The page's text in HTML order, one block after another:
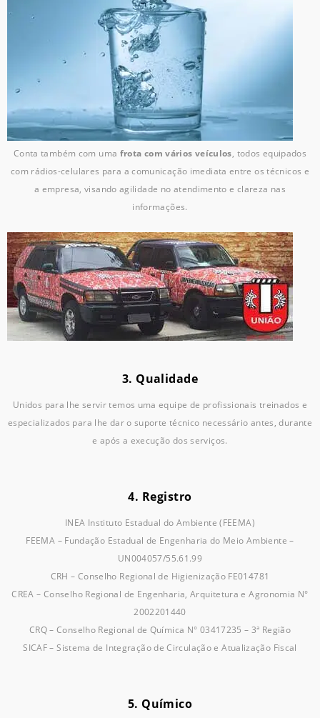
Conta também com uma frota com vários veículos, todos equipados
com rádios-celulares para a comunicação imediata entre os técnicos e
a empresa, visando agilidade no atendimento e clareza nas
informações.
3. Qualidade
Unidos para lhe servir temos uma equipe de profissionais treinados e
especializados para lhe dar o suporte técnico necessário antes, durante
e após a execução dos serviços.
4. Registro
INEA Instituto Estadual do Ambiente (FEEMA)
FEEMA – Fundação Estadual de Engenharia do Meio Ambiente –
UN004057/55.61.99
CRH – Conselho Regional de Higienização FE014781
CREA – Conselho Regional de Engenharia, Arquitetura e Agronomia N°
2002201440
CRQ – Conselho Regional de Química N° 03417235 – 3ª Região
SICAF – Sistema de Integração de Circulação e Atualização Fiscal
5. Químico